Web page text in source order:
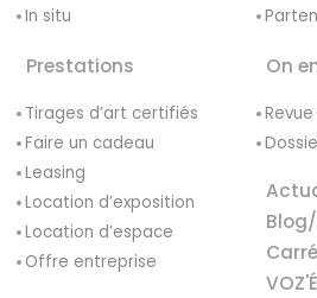
In situ
Prestations
Tirages d’art certifiés
Faire un cadeau
Leasing
Location d’exposition
Location d’espace
Offre entreprise
On